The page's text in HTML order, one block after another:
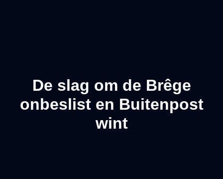
De slag om de Brêge
onbeslist en Buitenpost
wint